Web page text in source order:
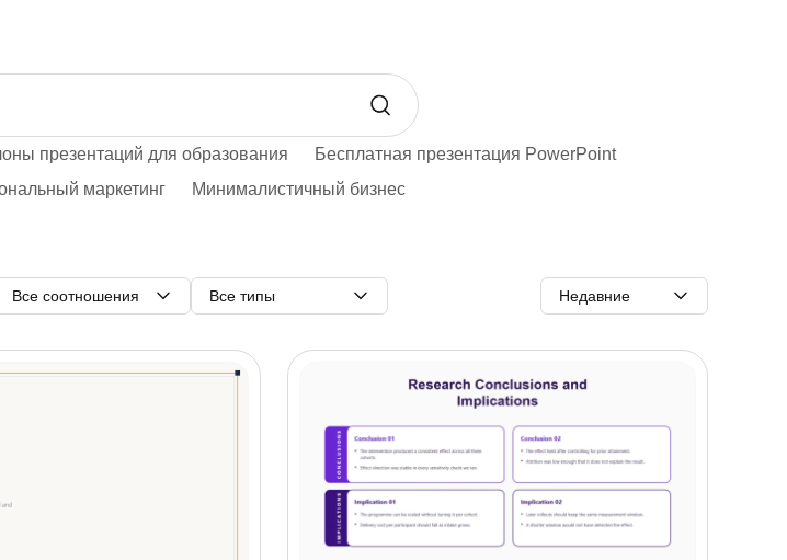
презентаций для образования
Бесплатная презентация PowerPoint
маркетинг Минималистичный бизнес
Все соотношения Все типы Недавние